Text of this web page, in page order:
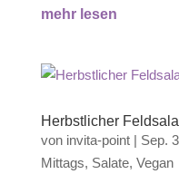
mehr lesen
Herbstlicher
von invita-point| Sep.
Mittags, Salate, Vegan